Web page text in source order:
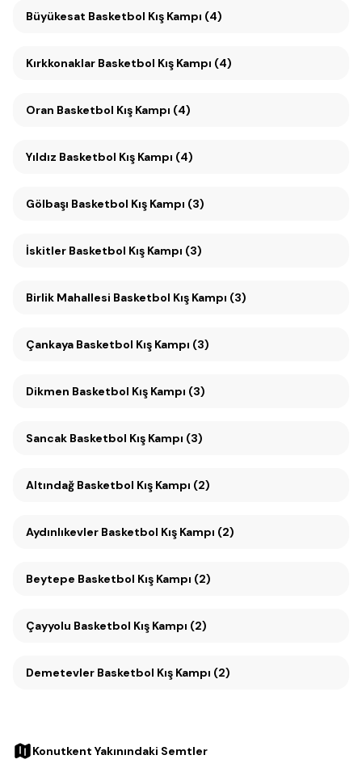
Büyükesat Basketbol Kış Kampı (4)
Kırkkonaklar Basketbol Kış Kampı (4)
Oran Basketbol Kış Kampı (4)
Yıldız Basketbol Kış Kampı (4)
Gölbaşı Basketbol Kış Kampı (3)
İskitler Basketbol Kış Kampı (3)
Birlik Mahallesi Basketbol Kış Kampı (3)
Çankaya Basketbol Kış Kampı (3)
Dikmen Basketbol Kış Kampı (3)
Sancak Basketbol Kış Kampı (3)
Altındağ Basketbol Kış Kampı (2)
Aydınlıkevler Basketbol Kış Kampı (2)
Beytepe Basketbol Kış Kampı (2)
Çayyolu Basketbol Kış Kampı (2)
Demetevler Basketbol Kış Kampı (2)
Konutkent Yakınındaki Semtler